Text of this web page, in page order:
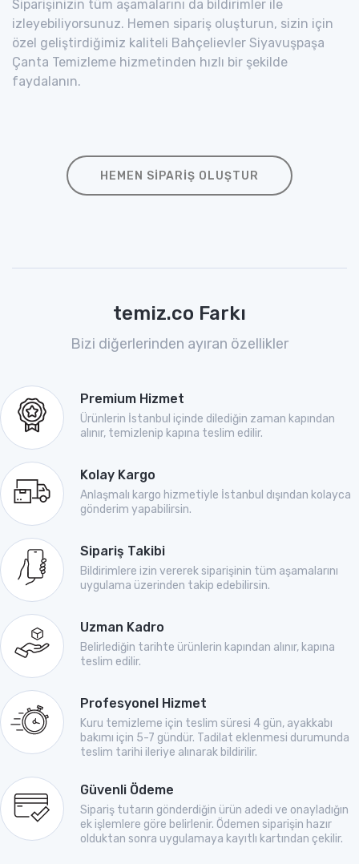
Siparişinizin tüm aşamalarını da bildirimler ile
izleyebiliyorsunuz. Hemen sipariş oluşturun, sizin için
özel geliştirdiğimiz kaliteli Bahçelievler Siyavuşpaşa
Çanta Temizleme hizmetinden hızlı bir şekilde
faydalanın.
HEMEN SIPARIŞ OLUŞTUR
temiz.co Farkı
Bizi diğerlerinden ayıran özellikler
Premium Hizmet
Ürünlerin İstanbul içinde dilediğin zaman kapından
alınır, temizlenip kapına teslim edilir.
Kolay Kargo
Anlaşmalı kargo hizmetiyle İstanbul dışından kolayca
gönderim yapabilirsin.
Sipariş Takibi
Bildirimlere izin vererek siparişinin tüm aşamalarını
uygulama üzerinden takip edebilirsin.
Uzman Kadro
Belirlediğin tarihte ürünlerin kapından alınır, kapına
teslim edilir.
Profesyonel Hizmet
Kuru temizleme için teslim süresi 4 gün, ayakkabı
bakımı için 5-7 gündür. Tadilat eklenmesi durumunda
teslim tarihi ileriye alınarak bildirilir.
Güvenli Ödeme
Sipariş tutarın gönderdiğin ürün adedi ve onayladığın
ek işlemlere göre belirlenir. Ödemen siparişin hazır
olduktan sonra uygulamaya kayıtlı kartından çekilir.